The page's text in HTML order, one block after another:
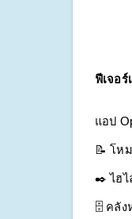
ฟีเจอ
แอป
📝 โห
✒️ ไฮไ
🗄️ คลัง